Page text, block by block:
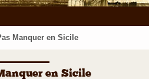
Manquer en Sicile
en Sicile